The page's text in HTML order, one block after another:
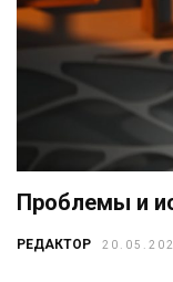
Проблемы и
РЕДАКТОР